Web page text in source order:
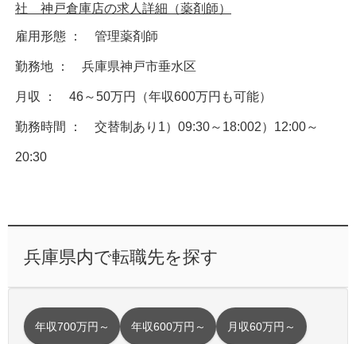
社 神戸倉庫店の求人詳細（薬剤師）
雇用形態 ： 管理薬剤師
勤務地 ： 兵庫県神戸市垂水区
月収 ： 46～50万円（年収600万円も可能）
勤務時間 ： 交替制あり1）09:30～18:002）12:00～
20:30
兵庫県内で転職先を探す
年収700万円～ 年収600万円～ 月収60万円～